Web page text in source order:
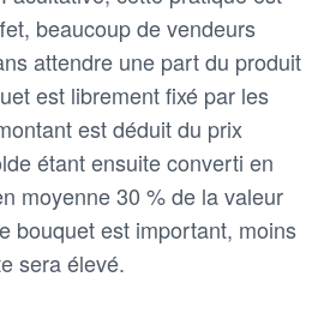
beaucoup de vendeurs
attendre une part du produit
est librement fixé par les
est déduit du prix
étant ensuite converti en
moyenne 30 % de la valeur
bouquet est important, moins
sera élevé.